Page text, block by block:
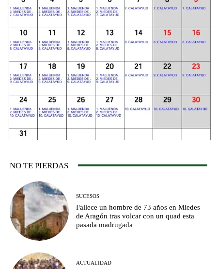
NO TE PIERDAS
SUCESOS
Fallece un hombre de 73 años en Miedes
de Aragón tras volcar con un quad esta
pasada madrugada
ACTUALIDAD